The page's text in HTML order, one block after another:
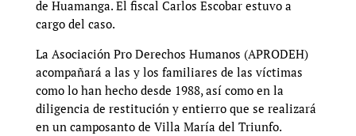
de Huamanga. El fiscal Carlos Escobar estuvo a
cargo del caso.
La Asociación Pro Derechos Humanos (APRODEH)
acompañará a las y los familiares de las víctimas
como lo han hecho desde 1988, así como en la
diligencia de restitución y entierro que se realizará
en un camposanto de Villa María del Triunfo.